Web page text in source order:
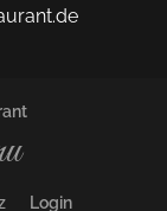
Login